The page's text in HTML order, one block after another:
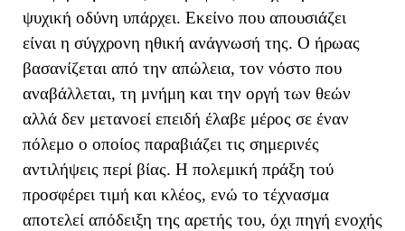
ψυχική οδύνη υπάρχει. Εκείνο που απουσιάζει
είναι η σύγχρονη ηθική ανάγνωσή της. Ο ήρωας
βασανίζεται από την απώλεια, τον νόστο που
αναβάλλεται, τη μνήμη και την οργή των θεών
αλλά δεν μετανοεί επειδή έλαβε μέρος σε έναν
πόλεμο ο οποίος παραβιάζει τις σημερινές
αντιλήψεις περί βίας. Η πολεμική πράξη τού
προσφέρει τιμή και κλέος, ενώ το τέχνασμα
αποτελεί απόδειξη της αρετής του, όχι πηγή ενοχής